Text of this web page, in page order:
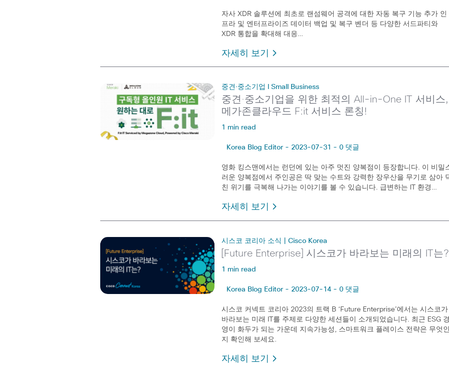
자사 XDR 솔루션에 최초로 랜섬웨어 공격에 대한 자동 복구 기능 추가 인
프라 및 엔터프라이즈 데이터 백업 및 복구 벤더 등 다양한 서드파티와
XDR 통합을 확대해 대응…
자세히 보기
중견·중소기업 l Small Business
중견·중소기업을 위한 최적의 All-in-One IT 서비스,
메가존클라우드 F:it 서비스 론칭!
1 min read
Korea Blog Editor - 2023-07-31 - 0 댓글
영화 킹스맨에서는 런던에 있는 아주 멋진 양복점이 등장합니다. 이 비밀
러운 양복점에서 주인공은 딱 맞는 수트와 강력한 장우산을 무기로 삼아
친 위기를 극복해 나가는 이야기를 볼 수 있습니다. 급변하는 IT 환경…
자세히 보기
시스코 코리아 소식 | Cisco Korea
[Future Enterprise] 시스코가 바라보는 미래의 IT는?
1 min read
Korea Blog Editor - 2023-07-14 - 0 댓글
시스코 커넥트 코리아 2023의 트랙 B ‘Future Enterprise’에서는 시스코가
바라보는 미래 IT를 주제로 다양한 세션들이 소개되었습니다. 최근 ESG
영이 화두가 되는 가운데 지속가능성, 스마트워크 플레이스 전략은 무엇
지 확인해 보세요.
자세히 보기